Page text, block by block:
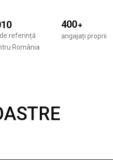
referință
România
400+
angajați proprii